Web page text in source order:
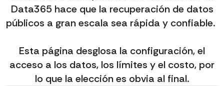
Data365 hace que la recuperación de datos
públicos a gran escala sea rápida y confiable.
Esta página desglosa la configuración, el
acceso a los datos, los límites y el costo, por
lo que la elección es obvia al final.